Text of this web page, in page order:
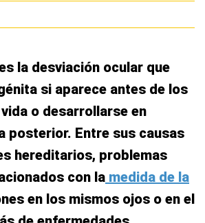
la desviación ocular que
si aparece antes de los
o desarrollarse en
posterior. Entre sus causas
hereditarios, problemas
con la medida de la
en los mismos ojos o en el